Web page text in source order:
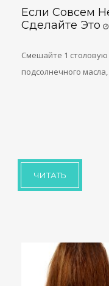
Если Совсем
Сделайте Это
Смешайте 1 столовую
подсолнечного
ЧИТАТЬ